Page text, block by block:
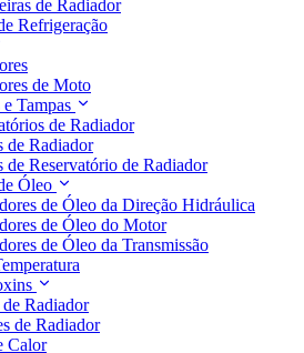
de Radiador
Refrigeração
de Moto
Tampas
de Radiador
de Radiador
de Reservatório de Radiador
Óleo
de Óleo da Direção Hidráulica
de Óleo do Motor
de Óleo da Transmissão
Radiador
de Radiador
Calor